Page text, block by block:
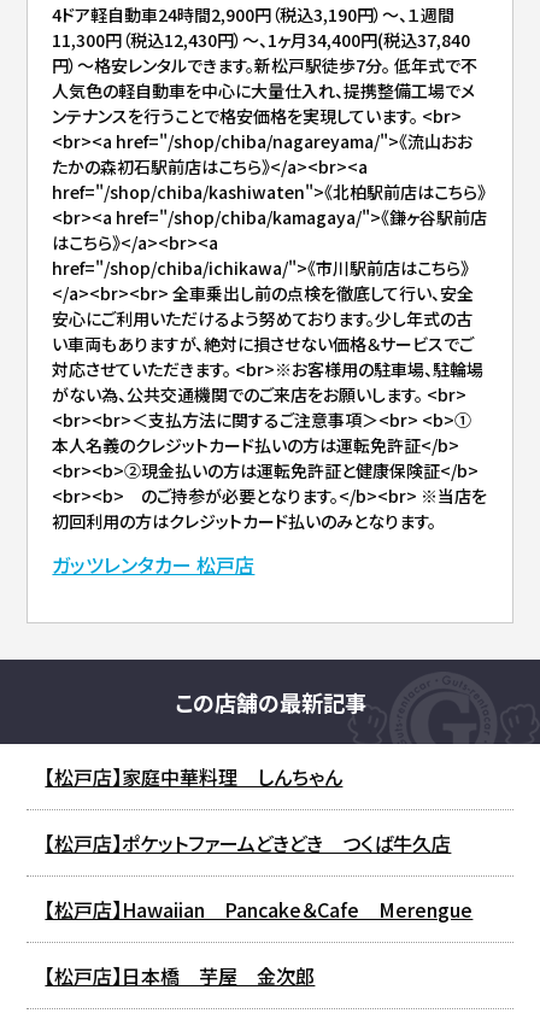
4ドア軽自動車24時間2,900円（税込3,190円）～、１週間
11,300円（税込12,430円）～、1ヶ月34,400円(税込37,840
円）～格安レンタルできます。新松戸駅徒歩7分。 低年式で不
人気色の軽自動車を中心に大量仕入れ、提携整備工場でメ
ンテナンスを行うことで格安価格を実現しています。 <br>
<br><a href="/shop/chiba/nagareyama/">《流山おお
たかの森初石駅前店はこちら》</a><br><a
href="/shop/chiba/kashiwaten">《北柏駅前店はこちら》
<br><a href="/shop/chiba/kamagaya/">《鎌ヶ谷駅前店
はこちら》</a><br><a
href="/shop/chiba/ichikawa/">《市川駅前店はこちら》
</a><br><br> 全車乗出し前の点検を徹底して行い、安全
安心にご利用いただけるよう努めております。少し年式の古
い車両もありますが、絶対に損させない価格＆サービスでご
対応させていただきます。 <br>※お客様用の駐車場、駐輪場
がない為、公共交通機関でのご来店をお願いします。 <br>
<br><br>＜支払方法に関するご注意事項＞<br> <b>①
本人名義のクレジットカード払いの方は運転免許証</b>
<br><b>②現金払いの方は運転免許証と健康保険証</b>
<br><b> のご持参が必要となります。</b><br> ※当店を
初回利用の方はクレジットカード払いのみとなります。
ガッツレンタカー 松戸店
この店舗の最新記事
【松戸店】家庭中華料理 しんちゃん
【松戸店】ポケットファームどきどき つくば牛久店
【松戸店】Hawaiian Pancake＆Cafe Merengue
【松戸店】日本橋 芋屋 金次郎